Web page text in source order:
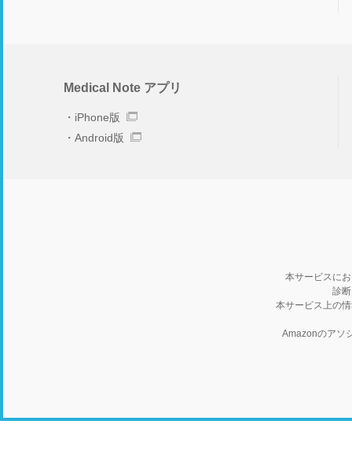
Medical Note アプリ
iPhone版
Android版
本サービスに
診
本サービス上の
Amazonのアソ